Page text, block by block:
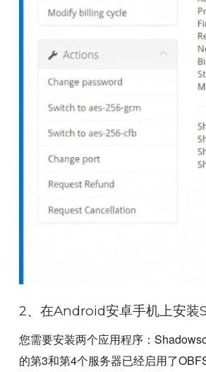
2、在Android安卓手机上安
您需要安装两个应用程序：
的第3和第4个服务器已经启用了